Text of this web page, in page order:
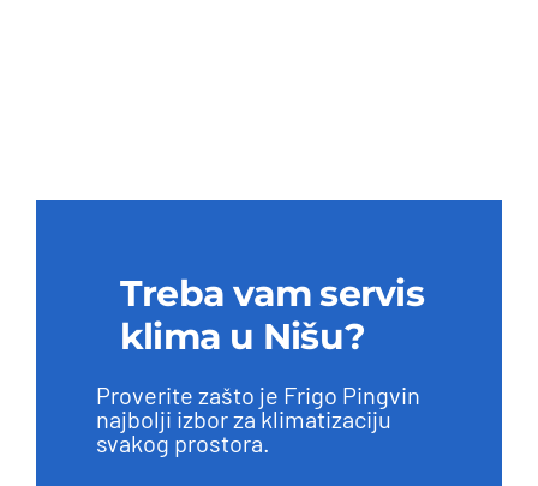
Treba vam servis
klima u Nišu?
Proverite zašto je Frigo Pingvin
najbolji izbor za klimatizaciju
svakog prostora.